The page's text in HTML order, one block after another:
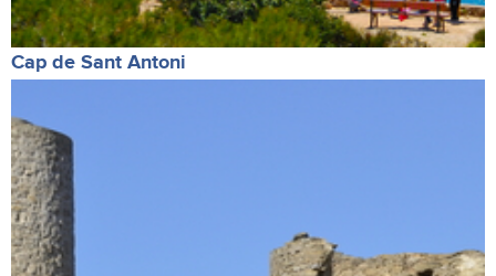
Cap de Sant Antoni